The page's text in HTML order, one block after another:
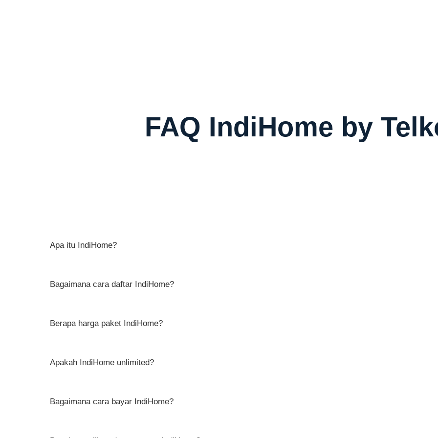
FAQ IndiHome by
Apa itu IndiHome?
Bagaimana cara daftar IndiHome?
Berapa harga paket IndiHome?
Apakah IndiHome unlimited?
Bagaimana cara bayar IndiHome?